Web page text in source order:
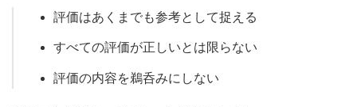
評価はあくまでも参考として捉える
すべての評価が正しいとは限らない
評価の内容を鵜呑みにしない